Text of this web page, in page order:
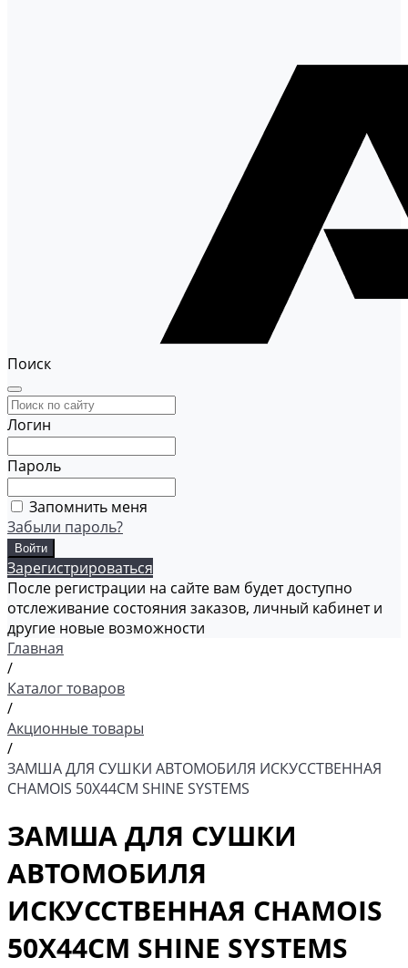
Поиск
Логин
Пароль
Запомнить меня
Забыли пароль?
Зарегистрироваться
После регистрации на сайте вам будет доступно
отслеживание состояния заказов, личный кабинет и
другие новые возможности
Главная
/
Каталог товаров
/
Акционные товары
/
ЗАМША ДЛЯ СУШКИ АВТОМОБИЛЯ ИСКУССТВЕННАЯ
CHAMOIS 50Х44СМ SHINE SYSTEMS
ЗАМША ДЛЯ СУШКИ
АВТОМОБИЛЯ
ИСКУССТВЕННАЯ CHAMOIS
50Х44СМ SHINE SYSTEMS